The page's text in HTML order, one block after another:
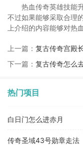
热血传奇英雄技能
不过如果能够采取合理
上介绍的内容能够对热
上一篇： 复古传奇宫殿
下一篇： 复古传奇怎么
热门项目
白日门怎么进赤月
传奇圣域43号勋章走法